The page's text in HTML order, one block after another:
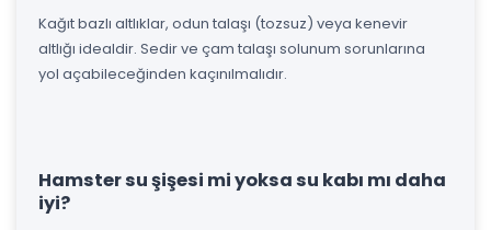
Kağıt bazlı altlıklar, odun talaşı (tozsuz) veya kenevir
altlığı idealdir. Sedir ve çam talaşı solunum sorunlarına
yol açabileceğinden kaçınılmalıdır.
Hamster su şişesi mi yoksa su kabı mı daha
iyi?